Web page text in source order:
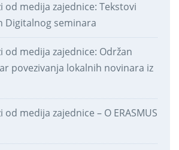
od medija zajednice: Tekstovi
Digitalnog seminara
od medija zajednice: Održan
povezivanja lokalnih novinara iz
medija zajednice – O ERASMUS